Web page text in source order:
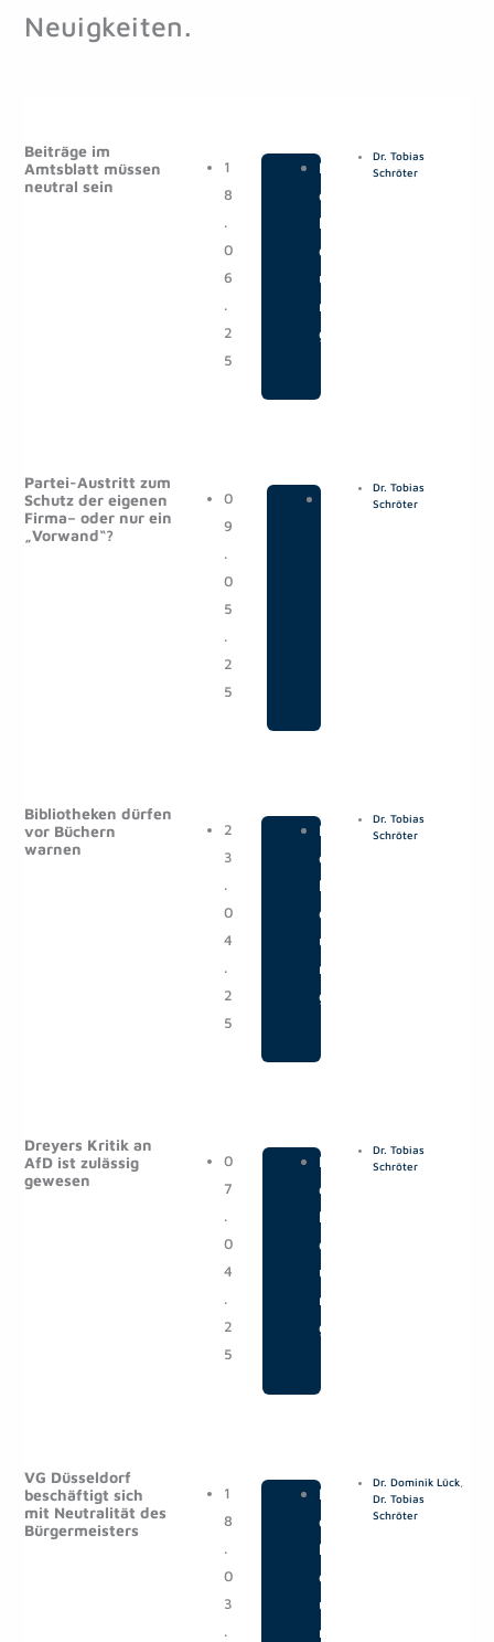
Neuigkeiten.
Beiträge im
Amtsblatt müssen
neutral sein
1
8
.
0
6
.
2
5
M
e
l
d
u
n
g
Dr. Tobias
Schröter
Partei-Austritt zum
Schutz der eigenen
Firma– oder nur ein
„Vorwand“?
0
9
.
0
5
.
2
5
Dr. Tobias
Schröter
Bibliotheken dürfen
vor Büchern
warnen
2
3
.
0
4
.
2
5
M
e
l
d
u
n
g
Dr. Tobias
Schröter
Dreyers Kritik an
AfD ist zulässig
gewesen
0
7
.
0
4
.
2
5
M
e
l
d
u
n
g
Dr. Tobias
Schröter
VG Düsseldorf
beschäftigt sich
mit Neutralität des
Bürgermeisters
1
8
.
0
3
.
M
e
l
d
u
n
Dr. Dominik Lück,
Dr. Tobias
Schröter
i
i
i